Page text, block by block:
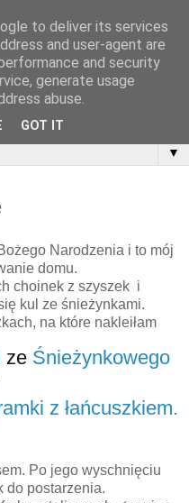
▼
Narodzenia i to mój
domu.
choinek z szyszek i
kul ze śnieżynkami.
na które nakleiłam
ze Śnieżynkowego
z łańcuszkiem.
Po jego wyschnięciu
do postarzenia.
to deliver its services
and user-agent are
and security
generate usage
abuse.
GOT IT